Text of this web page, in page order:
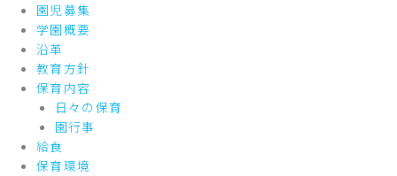
園児募集
学園概要
沿革
教育方針
保育内容
日々の保育
園行事
給食
保育環境